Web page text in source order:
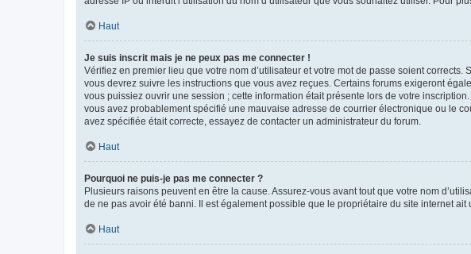
Haut
Je suis inscrit mais je ne peux pas me connecter !
Vérifiez en premier lieu que votre nom d’utilisateur et votre mot de passe soient
vous devrez suivre les instructions que vous avez reçues. Certains forums exigeront
vous puissiez ouvrir une session ; cette information était présente lors de votre
vous avez probablement spécifié une mauvaise adresse de courrier électronique ou le
avez spécifiée était correcte, essayez de contacter un administrateur du forum.
Haut
Pourquoi ne puis-je pas me connecter ?
Plusieurs raisons peuvent en être la cause. Assurez-vous avant tout que votre nom
de ne pas avoir été banni. Il est également possible que le propriétaire du site internet
Haut